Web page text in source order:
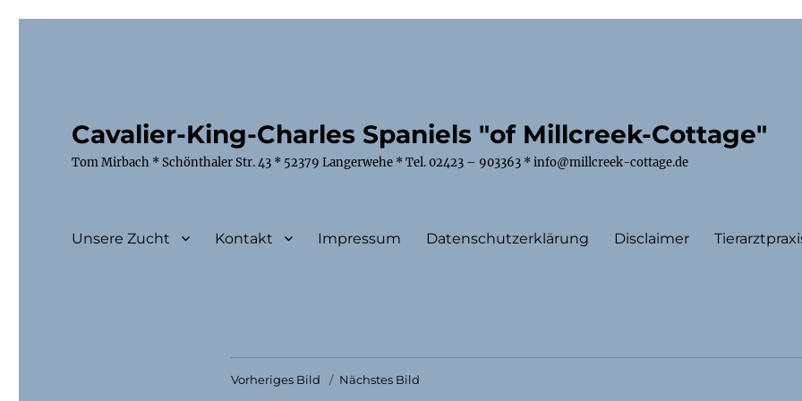
Cavalier-King-Charles Spaniels "of Millcreek-Cottage"
Tom Mirbach * Schönthaler Str. 43 * 52379 Langerwehe * Tel. 02423 – 903363 * info@millcreek-cottage.de
Unsere Zucht Kontakt Impressum Datenschutzerklärung Disclaimer
Vorheriges Bild Nächstes Bild